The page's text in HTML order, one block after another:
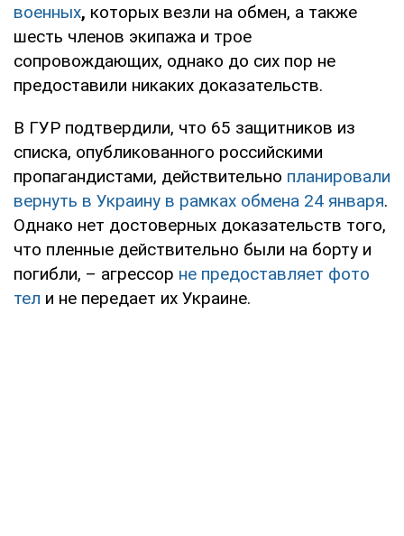
военных, которых везли на обмен, а также
шесть членов экипажа и трое
сопровождающих, однако до сих пор не
предоставили никаких доказательств.
В ГУР подтвердили, что 65 защитников из
списка, опубликованного российскими
пропагандистами, действительно планировали
вернуть в Украину в рамках обмена 24 января.
Однако нет достоверных доказательств того,
что пленные действительно были на борту и
погибли, – агрессор не предоставляет фото
тел и не передает их Украине.